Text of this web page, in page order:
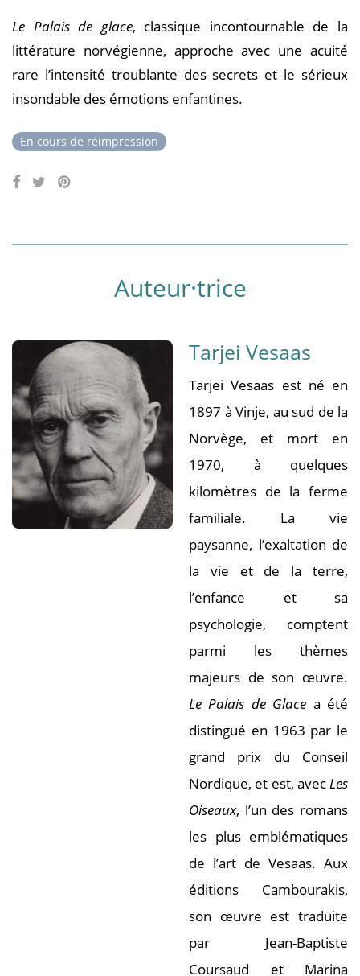
Le Palais de glace, classique incontournable de la
littérature norvégienne, approche avec une acuité
rare l’intensité troublante des secrets et le sérieux
insondable des émotions enfantines.
En cours de réimpression
Auteur·trice
Tarjei Vesaas
Tarjei Vesaas est né en
1897 à Vinje, au sud de la
Norvège, et mort en
1970, à quelques
kilomètres de la ferme
familiale. La vie
paysanne, l’exaltation de
la vie et de la terre,
l’enfance et sa
psychologie, comptent
parmi les thèmes
majeurs de son œuvre.
Le Palais de Glace a été
distingué en 1963 par le
grand prix du Conseil
Nordique, et est, avecLes
Oiseaux, l’un des romans
les plus emblématiques
de l’art de Vesaas. Aux
éditions Cambourakis,
son œuvre est traduite
par Jean-Baptiste
Coursaud et Marina